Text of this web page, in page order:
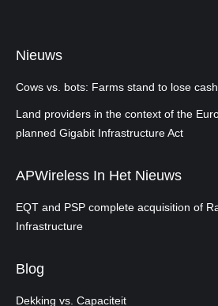
Nieuws
Cows vs. bots: Farms stand to lose
Land providers in the context of the
planned Gigabit Infrastructure Act
APWireless In Het Nieuws
EQT and PSP complete acquisition of
Infrastructure
Blog
Dekking vs. Capaciteit